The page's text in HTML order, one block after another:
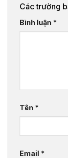
Các trường
Bình luận *
Tên *
Email *